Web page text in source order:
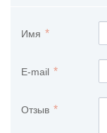
Имя
E-mail
Отзыв